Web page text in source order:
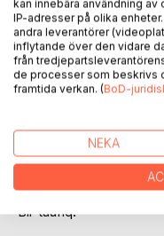
Wa kama innaho
bitariqa sahla!
Huna tujad amthile
altakallum, wa fehem
Ya7tawi alkitab 3ala 12
manateq mukhtalifa,
Bil-taufiq!
kan innebära användning
IP-adresser på olika
andra leverantörer
inflytande över den vidare
från
de processer som beskrivs
framtida verkan. (BoD-
NEKA